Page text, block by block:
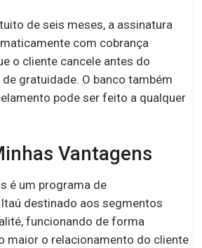
de seis meses, a assinatura
com cobrança
o cliente cancele antes do
gratuidade. O banco também
pode ser feito a qualquer
Vantagens
é um programa de
destinado aos segmentos
funcionando de forma
maior o relacionamento do cliente